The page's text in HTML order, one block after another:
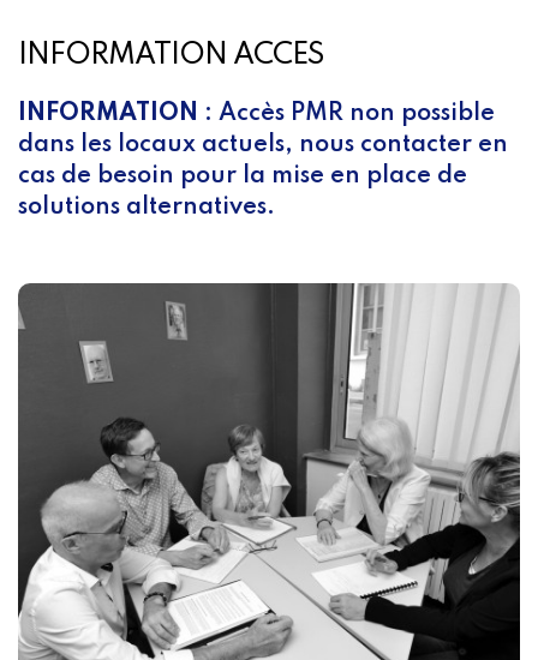
INFORMATION ACCES
INFORMATION : Accès PMR non possible
dans les locaux actuels, nous contacter en
cas de besoin pour la mise en place de
solutions alternatives.